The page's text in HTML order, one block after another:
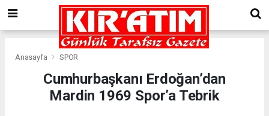
Anasayfa SPOR
Cumhurbaşkanı Erdoğan’dan
Mardin 1969 Spor’a Tebrik